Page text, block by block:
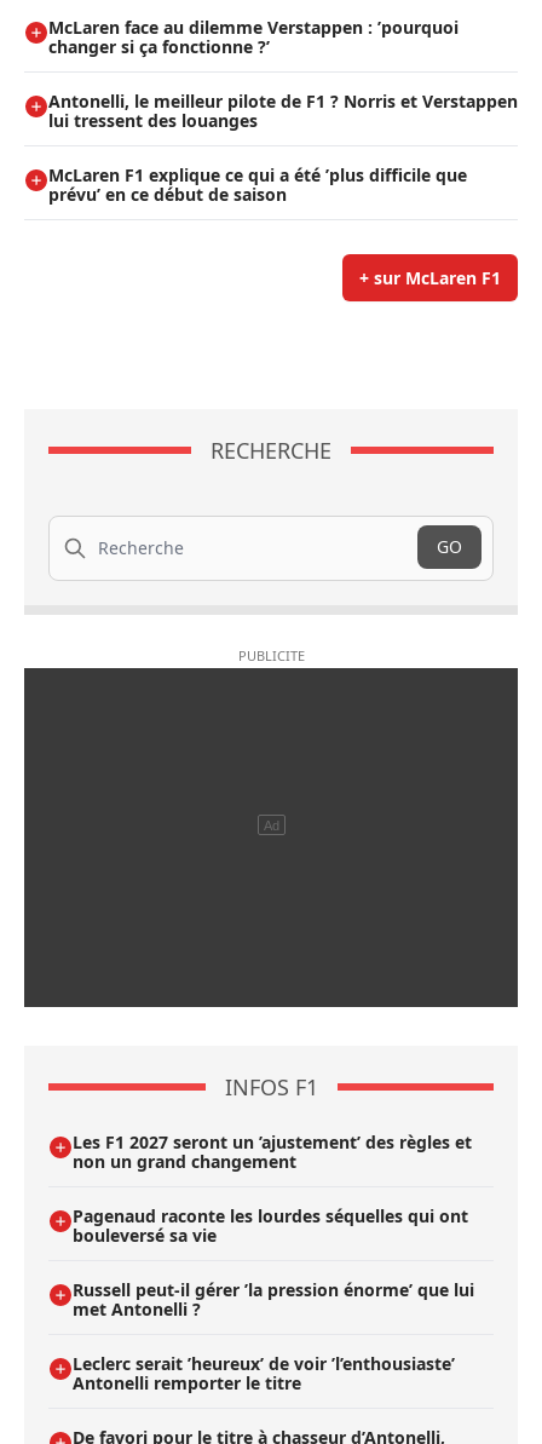
McLaren face au dilemme Verstappen : ’pourquoi
changer si ça fonctionne ?’
Antonelli, le meilleur pilote de F1 ? Norris et Verstappen
lui tressent des louanges
McLaren F1 explique ce qui a été ’plus difficile que
prévu’ en ce début de saison
+ sur McLaren F1
RECHERCHE
Recherche
GO
INFOS F1
Les F1 2027 seront un ’ajustement’ des règles et
non un grand changement
Pagenaud raconte les lourdes séquelles qui ont
bouleversé sa vie
Russell peut-il gérer ’la pression énorme’ que lui
met Antonelli ?
Leclerc serait ’heureux’ de voir ’l’enthousiaste’
Antonelli remporter le titre
De favori pour le titre à chasseur d’Antonelli,